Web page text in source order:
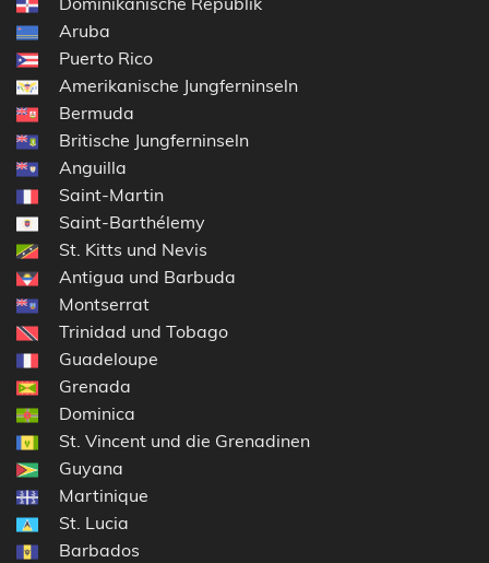
Aruba
Puerto Rico
Amerikanische Jungferninseln
Bermuda
Britische Jungferninseln
Anguilla
Saint-Martin
Saint-Barthélemy
St. Kitts und Nevis
Antigua und Barbuda
Montserrat
Trinidad und Tobago
Guadeloupe
Grenada
Dominica
St. Vincent und die Grenadinen
Guyana
Martinique
St. Lucia
Barbados